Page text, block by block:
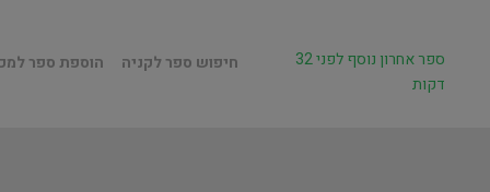
חיפוש ספר לקניה הוספת ספר
ספר אחרון נוסף לפני 32
דקות